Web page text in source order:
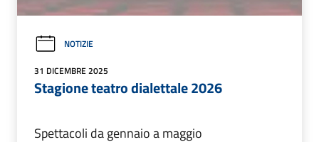
NOTIZIE
31 DICEMBRE 2025
Stagione teatro dialettale 2026
Spettacoli da gennaio a maggio